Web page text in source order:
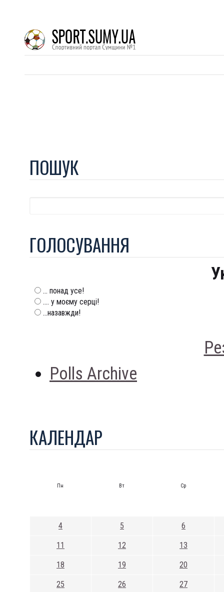
ПОШУК
ГОЛОСУВАННЯ
... понад усе!
.... у моєму серці!
...назавжди!
Polls Archive
КАЛЕНДАР
Пн Вт Ср
4 5 6
11 12 13
18 19 20
25 26 27